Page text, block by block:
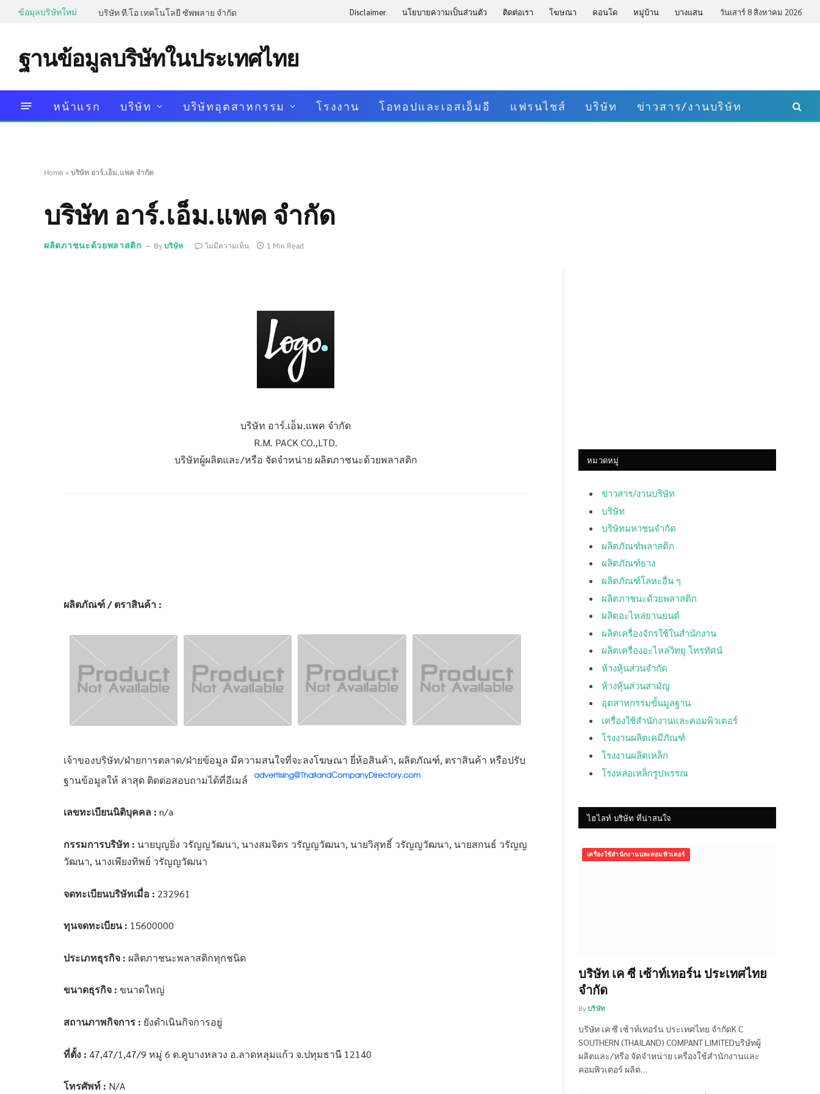
ข้อมุลบริษัทใหม่ บริษัท ที.โอ เทคโนโลยี ซัพพลาย จำกัด Disclaimer นโยบายความเป็นส่วนตัว ติดต่อเรา โฆษณา คอนโด หมู่บ้าน บางแสน วันเสาร์ 8 สิงหาคม 2026
ฐานข้อมูลบริษัทในประเทศไทย
หน้าแรก บริษัท บริษัทอุตสาหกรรม โรงงาน โอทอปและเอสเอ็มอี แฟรนไชส์ บริษัท ข่าวสาร/งานบริษัท
Home » บริษัท อาร์.เอ็ม.แพค จำกัด
บริษัท อาร์.เอ็ม.แพค จำกัด
ผลิตภาชนะด้วยพลาสติก By บริษัท ไม่มีความเห็น 1 Min Read
บริษัท อาร์.เอ็ม.แพค จำกัด
R.M. PACK CO.,LTD.
บริษัทผู้ผลิตและ/หรือ จัดจำหน่าย ผลิตภาชนะด้วยพลาสติก
ผลิตภัณฑ์ / ตราสินค้า :
เจ้าของบริษัท/ฝ่ายการตลาด/ฝ่ายข้อมูล มีความสนใจที่จะลงโฆษณา ยี่ห้อสินค้า, ผลิตภัณฑ์, ตราสินค้า หรือปรับ
ฐานข้อมูลให้ ล่าสุด ติดต่อสอบถามได้ที่อีเมล์
เลขทะเบียนนิติบุคคล : n/a
กรรมการบริษัท : นายบุญยิ่ง วรัญญวัฒนา, นางสมจิตร วรัญญวัฒนา, นายวิสุทธิ์ วรัญญวัฒนา, นายสกนธ์ วรัญญ
วัฒนา, นางเพียงทิพย์ วรัญญวัฒนา
จดทะเบียนบริษัทเมื่อ : 232961
ทุนจดทะเบียน : 15600000
ประเภทธุรกิจ : ผลิตภาชนะพลาสติกทุกชนิด
ขนาดธุรกิจ : ขนาดใหญ่
สถานภาพกิจการ : ยังดำเนินกิจการอยู่
ที่ตั้ง : 47,47/1,47/9 หมู่ 6 ต.คูบางหลวง อ.ลาดหลุมแก้ว จ.ปทุมธานี 12140
โทรศัพท์ : N/A
หมวดหมู่
ข่าวสาร/งานบริษัท
บริษัท
บริษัทมหาชนจำกัด
ผลิตภัณฑ์พลาสติก
ผลิตภัณฑ์ยาง
ผลิตภัณฑ์โลหะอื่น ๆ
ผลิตภาชนะด้วยพลาสติก
ผลิตอะไหล่ยานยนต์
ผลิตเครื่องจักรใช้ในสำนักงาน
ผลิตเครื่องอะไหล่วิทยุ โทรทัศน์
ห้างหุ้นส่วนจำกัด
ห้างหุ้นส่วนสามัญ
อุตสาหกรรมขั้นมูลฐาน
เครื่องใช้สำนักงานและคอมพิวเตอร์
โรงงานผลิตเคมีภัณฑ์
โรงงานผลิตเหล็ก
โรงหล่อเหล็กรูปพรรณ
ไฮไลท์ บริษัท ที่น่าสนใจ
เครื่องใช้สำนักงานและคอมพิวเตอร์
บริษัท เค ซี เซ้าท์เทอร์น ประเทศไทย
จำกัด
By บริษัท
บริษัท เค ซี เซ้าท์เทอร์น ประเทศไทย จำกัดK C
SOUTHERN (THAILAND) COMPANT LIMITEDบริษัทผู้
ผลิตและ/หรือ จัดจำหน่าย เครื่องใช้สำนักงานและ
คอมพิวเตอร์ ผลิต…